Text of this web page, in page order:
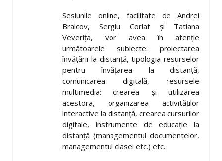
Sesiunile online, facilitate de Andrei
Braicov, Sergiu Corlat și Tatiana
Veverița, vor avea în atenție
următoarele subiecte: proiectarea
învățării la distanță, tipologia resurselor
pentru învățarea la distanță,
comunicarea digitală, resursele
multimedia: crearea și utilizarea
acestora, organizarea activităților
interactive la distanță, crearea cursurilor
digitale, instrumente de educație la
distanță (managementul documentelor,
managementul clasei etc.) etc.